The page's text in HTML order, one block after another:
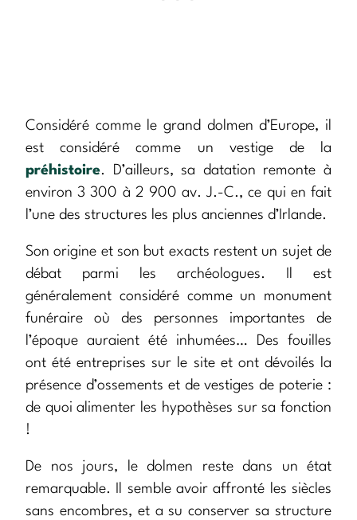
Considéré comme le grand dolmen d’Europe, il
est considéré comme un vestige de la
préhistoire. D’ailleurs, sa datation remonte à
environ 3 300 à 2 900 av. J.-C., ce qui en fait
l’une des structures les plus anciennes d’Irlande.
Son origine et son but exacts restent un sujet de
débat parmi les archéologues. Il est
généralement considéré comme un monument
funéraire où des personnes importantes de
l’époque auraient été inhumées… Des fouilles
ont été entreprises sur le site et ont dévoilés la
présence d’ossements et de vestiges de poterie :
de quoi alimenter les hypothèses sur sa fonction
!
De nos jours, le dolmen reste dans un état
remarquable. Il semble avoir affronté les siècles
sans encombres, et a su conserver sa structure